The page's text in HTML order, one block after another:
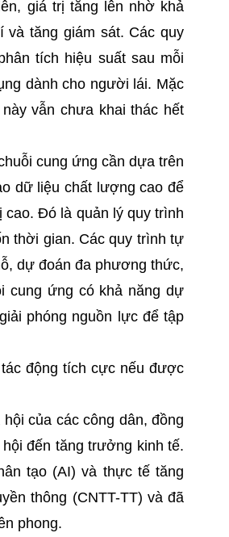
giá trị tăng lên nhờ khả
và tăng giám sát. Các quy
tích hiệu suất sau mỗi
dành cho người lái. Mặc
vẫn chưa khai thác hết
cung ứng cần dựa trên
dữ liệu chất lượng cao để
cao. Đó là quản lý quy trình
thời gian. Các quy trình tự
dự đoán đa phương thức,
cung ứng có khả năng dự
phóng nguồn lực để tập
động tích cực nếu được
của các công dân, đồng
đến tăng trưởng kinh tế.
tạo (AI) và thực tế tăng
thông (CNTT-TT) và đã
phong.